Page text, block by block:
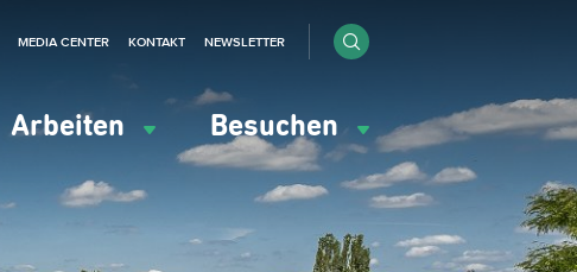
Arbeiten Besuchen
MEDIA CENTER KONTAKT NEWSLETTER